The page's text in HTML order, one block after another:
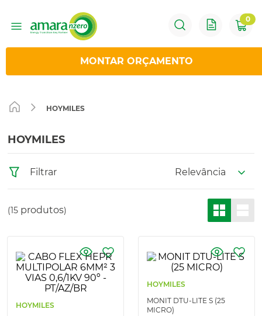
0
MONTAR ORÇAMENTO
HOYMILES
HOYMILES
Filtrar Relevância
15 produtos
HOYMILES
HOYMILES
MONIT DTU-LITE S (25
MICRO)